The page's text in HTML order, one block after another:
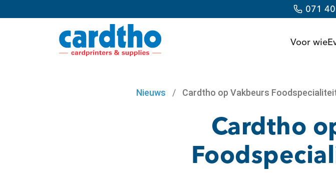
071
Voor wie
Nieuws / Cardtho op Vakbeurs
Cardtho